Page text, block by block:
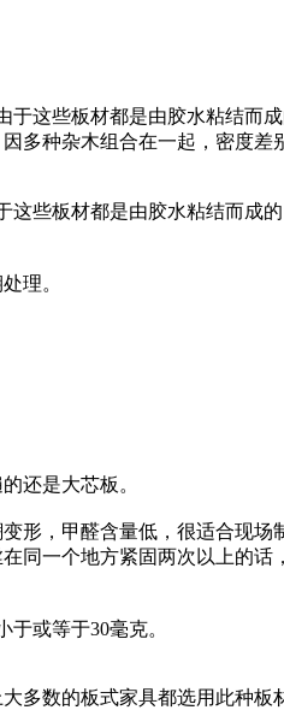
这些板材都是由胶水粘结而
种杂木组合在一起，密度差
些板材都是由胶水粘结而成
理。
还是大芯板。
，甲醛含量低，很适合现场
同一个地方紧固两次以上的
于或等于30毫克。
数的板式家具都选用此种板